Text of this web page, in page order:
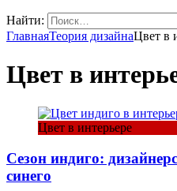
Найти:
ГлавнаяТеория дизайнаЦвет в
Цвет в
Цвет в интерьере
Сезон индиго:
синего